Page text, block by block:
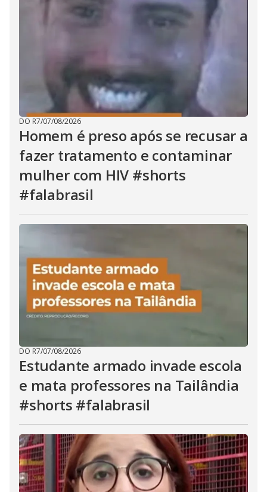
DO R7/07/08/2026
Homem é preso após se recusar a
fazer tratamento e contaminar
mulher com HIV #shorts
#falabrasil
DO R7/07/08/2026
Estudante armado invade escola
e mata professores na Tailândia
#shorts #falabrasil